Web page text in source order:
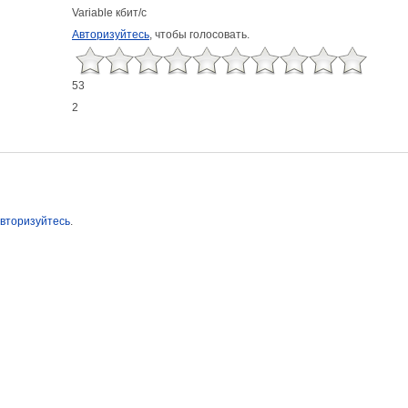
Variable кбит/с
Авторизуйтесь, чтобы голосовать.
53
2
.